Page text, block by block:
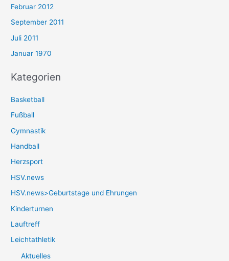
Februar 2012
September 2011
Juli 2011
Januar 1970
Kategorien
Basketball
Fußball
Gymnastik
Handball
Herzsport
HSV.news
HSV.news>Geburtstage und Ehrungen
Kinderturnen
Lauftreff
Leichtathletik
Aktuelles